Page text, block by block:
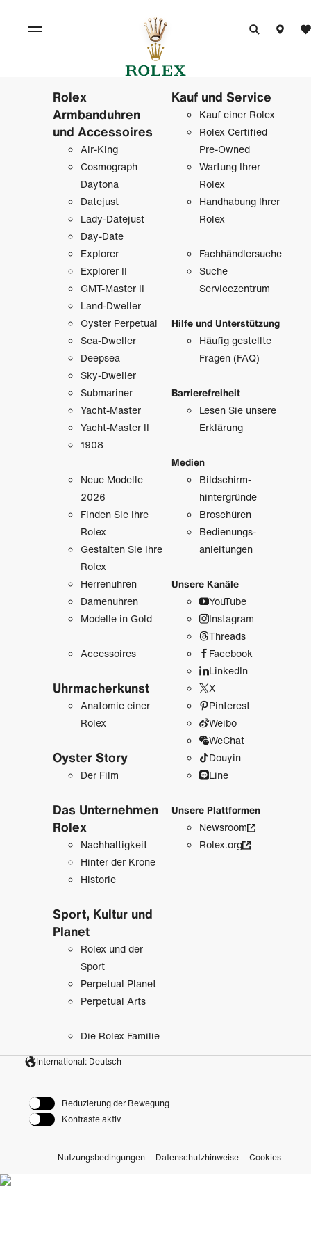
Rolex
Armbanduhren
und Accessoires
Air-King
Cosmograph
Daytona
Datejust
Lady-Datejust
Day-Date
Explorer
Explorer II
GMT-Master II
Land-Dweller
Oyster Perpetual
Sea-Dweller
Deepsea
Sky-Dweller
Submariner
Yacht-Master
Yacht-Master II
1908
Neue Modelle
2026
Finden Sie Ihre
Rolex
Gestalten Sie Ihre
Rolex
Herrenuhren
Damenuhren
Modelle in Gold
Accessoires
Uhrmacher­kunst
Anatomie einer
Rolex
Oyster Story
Der Film
Das Unternehmen
Rolex
Nachhaltigkeit
Hinter der Krone
Historie
Sport, Kultur und
Planet
Rolex und der
Sport
Perpetual Planet
Perpetual Arts
Die Rolex Familie
Kauf und Service
Kauf einer Rolex
Rolex Certified
Pre-Owned
Wartung Ihrer
Rolex
Handhabung Ihrer
Rolex
Fachhändlersuche
Suche
Servicezentrum
Hilfe und Unterstützung
Häufig gestellte
Fragen (FAQ)
Barrierefreiheit
Lesen Sie unsere
Erklärung
Medien
Bildschirm­
hintergründe
Broschüren
Bedienungs­
anleitungen
Unsere Kanäle
YouTube
Instagram
Threads
Facebook
LinkedIn
X
Pinterest
Weibo
WeChat
Douyin
Line
Unsere Plattformen
Newsroom
Rolex.org
International: Deutsch
Reduzierung der Bewegung
Kontraste aktiv
Nutzungsbedingungen Datenschutzhinweise Cookies